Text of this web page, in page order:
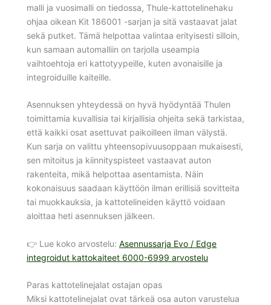
malli ja vuosimalli on tiedossa, Thule-kattotelinehaku
ohjaa oikean Kit 186001 -sarjan ja sitä vastaavat jalat
sekä putket. Tämä helpottaa valintaa erityisesti silloin,
kun samaan automalliin on tarjolla useampia
vaihtoehtoja eri kattotyypeille, kuten avonaisille ja
integroiduille kaiteille.
Asennuksen yhteydessä on hyvä hyödyntää Thulen
toimittamia kuvallisia tai kirjallisia ohjeita sekä tarkistaa,
että kaikki osat asettuvat paikoilleen ilman välystä.
Kun sarja on valittu yhteensopivuusoppaan mukaisesti,
sen mitoitus ja kiinnityspisteet vastaavat auton
rakenteita, mikä helpottaa asentamista. Näin
kokonaisuus saadaan käyttöön ilman erillisiä sovitteita
tai muokkauksia, ja kattotelineiden käyttö voidaan
aloittaa heti asennuksen jälkeen.
👉 Lue koko arvostelu: Asennussarja Evo / Edge
integroidut kattokaiteet 6000-6999 arvostelu
Paras kattotelinejalat ostajan opas
Miksi kattotelinejalat ovat tärkeä osa auton varustelua